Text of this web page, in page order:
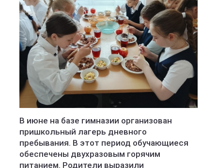
В июне на базе гимназии организован
пришкольный лагерь дневного
пребывания. В этот период обучающиеся
обеспечены двухразовым горячим
питанием. Родители выразили